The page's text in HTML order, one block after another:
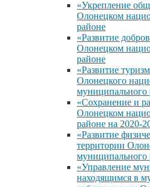
«Укрепление
Олонецком
районе
«Развитие
Олонецком
районе
«Развитие
Олонецкого
муниципального
«Сохранение и
Олонецком
районе на 2020-
«Развитие
территории
муниципального
«Управление
находящимся в